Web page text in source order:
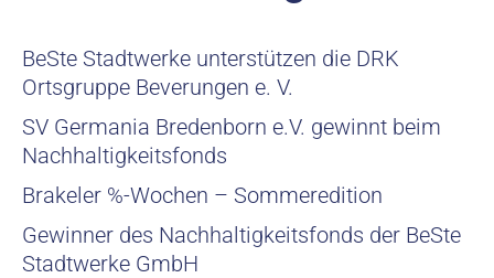
BeSte Stadtwerke unterstützen die DRK
Ortsgruppe Beverungen e. V.
SV Germania Bredenborn e.V. gewinnt beim
Nachhaltigkeitsfonds
Brakeler %-Wochen – Sommeredition
Gewinner des Nachhaltigkeitsfonds der BeSte
Stadtwerke GmbH